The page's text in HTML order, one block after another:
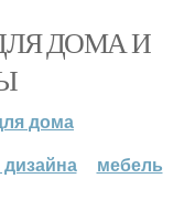
ДОМА И
дома
мебель